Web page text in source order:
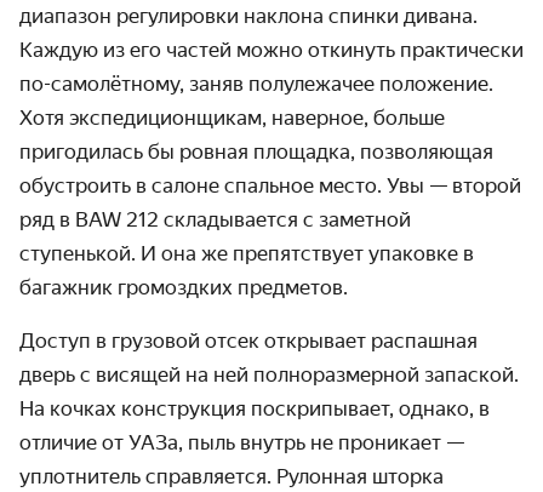
диапазон регулировки наклона спинки дивана.
Каждую из его частей можно откинуть практически
по-самолётному, заняв полулежачее положение.
Хотя экспедиционщикам, наверное, больше
пригодилась бы ровная площадка, позволяющая
обустроить в салоне спальное место. Увы — второй
ряд в BAW 212 складывается с заметной
ступенькой. И она же препятствует упаковке в
багажник громоздких предметов.
Доступ в грузовой отсек открывает распашная
дверь с висящей на ней полноразмерной запаской.
На кочках конструкция поскрипывает, однако, в
отличие от УАЗа, пыль внутрь не проникает —
уплотнитель справляется. Рулонная шторка